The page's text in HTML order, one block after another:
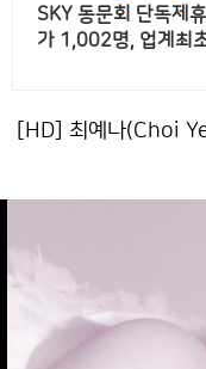
상류층 결정사
SKY 동문회 단독제
가 1,002명, 업계최
수상
[HD] 최예나(Choi